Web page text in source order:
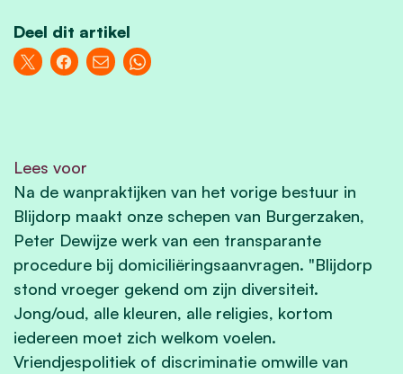
Deel dit artikel
Lees voor
Na de wanpraktijken van het vorige bestuur in
Blijdorp maakt onze schepen van Burgerzaken,
Peter Dewijze werk van een transparante
procedure bij domiciliëringsaanvragen. "Blijdorp
stond vroeger gekend om zijn diversiteit.
Jong/oud, alle kleuren, alle religies, kortom
iedereen moet zich welkom voelen.
Vriendjespolitiek of discriminatie omwille van